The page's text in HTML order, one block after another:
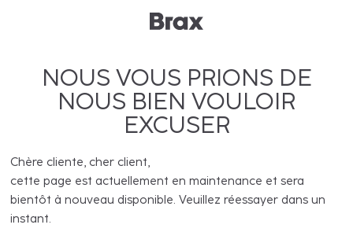
NOUS VOUS PRIONS DE
NOUS BIEN VOULOIR
EXCUSER
Chère cliente, cher client,
cette page est actuellement en maintenance et sera
bientôt à nouveau disponible. Veuillez réessayer dans un
instant.